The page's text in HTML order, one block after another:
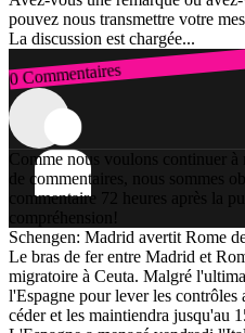
pouvez nous transmettre votre
La discussion est chargée...
0 Commentaires
Connexion
Comme nous voulons continuer à
de commentaires, nous sommes
commentaire 72 heures après la
compréhension!
Schengen: Madrid avertit Rome
Le bras de fer entre Madrid et
migratoire à Ceuta. Malgré
l'Espagne pour lever les
céder et les maintiendra jusqu'au